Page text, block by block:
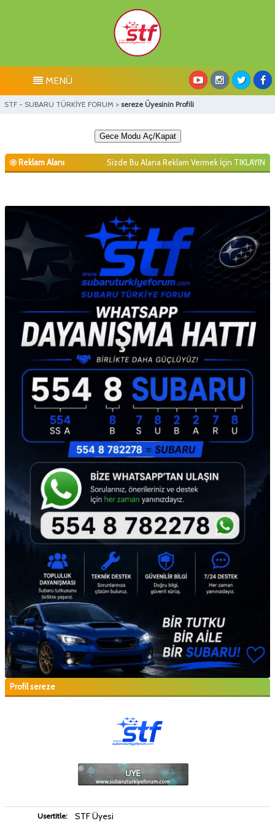
MENÜ
STF - SUBARU TÜRKİYE FORUM > sereze Üyesinin Profili
Gece Modu Aç/Kapat
Reklam Alanı Sizde Bu Alana Reklam Vermek İçin TIKLAYIN
Profil sereze
Usertitle: STF Üyesi